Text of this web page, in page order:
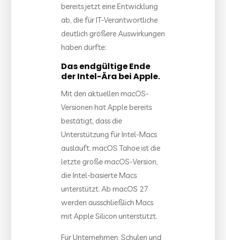
bereits jetzt eine Entwicklung
ab, die für IT-Verantwortliche
deutlich größere Auswirkungen
haben dürfte:
Das endgültige Ende
der Intel-Ära bei Apple.
Mit den aktuellen macOS-
Versionen hat Apple bereits
bestätigt, dass die
Unterstützung für Intel-Macs
ausläuft. macOS Tahoe ist die
letzte große macOS-Version,
die Intel-basierte Macs
unterstützt. Ab macOS 27
werden ausschließlich Macs
mit Apple Silicon unterstützt.
Für Unternehmen, Schulen und